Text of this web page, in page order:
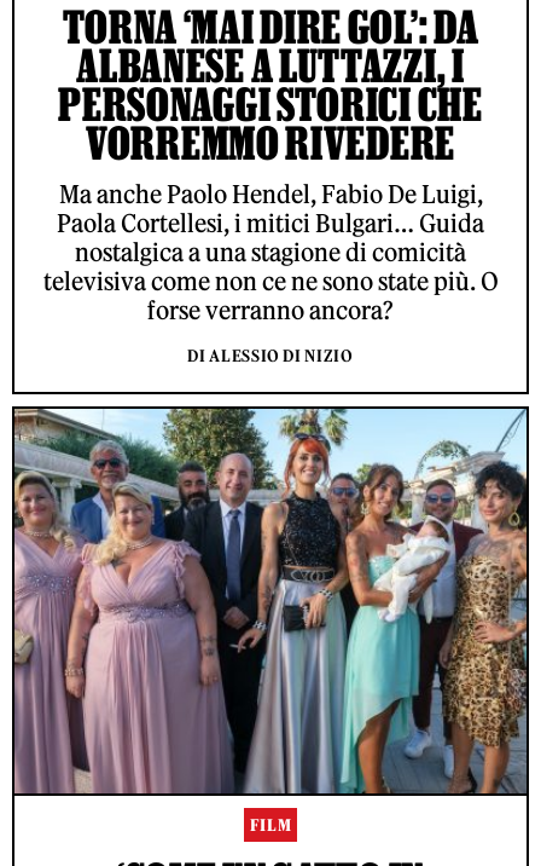
TORNA ‘MAI DIRE GOL’: DA
ALBANESE A LUTTAZZI, I
PERSONAGGI STORICI CHE
VORREMMO RIVEDERE
Ma anche Paolo Hendel, Fabio De Luigi,
Paola Cortellesi, i mitici Bulgari… Guida
nostalgica a una stagione di comicità
televisiva come non ce ne sono state più. O
forse verranno ancora?
DI ALESSIO DI NIZIO
FILM